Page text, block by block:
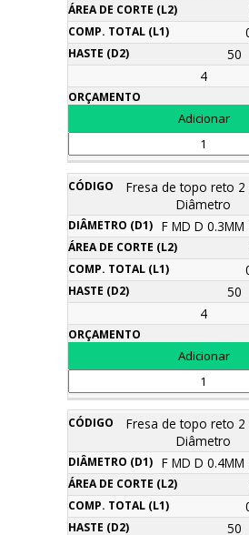
50
4
Fresa de topo reto 2
Diâmetro
F MD D 0.3MM
50
4
Fresa de topo reto 2
Diâmetro
F MD D 0.4MM
50